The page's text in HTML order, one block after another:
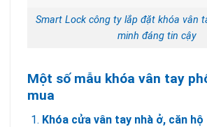
Smart Lock công ty lắp đặt khóa vân
minh đáng tin cậy
Một số mẫu khóa vân tay
mua
Khóa cửa vân tay nhà ở, căn hộ